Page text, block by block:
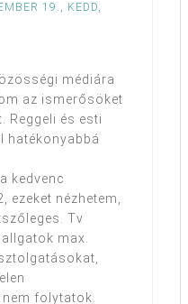
19., KEDD,
médiára
az ismerősöket
Reggeli és esti
hatékonyabbá
kedvenc
ezeket nézhetem,
Tv
max.
nem folytatok.